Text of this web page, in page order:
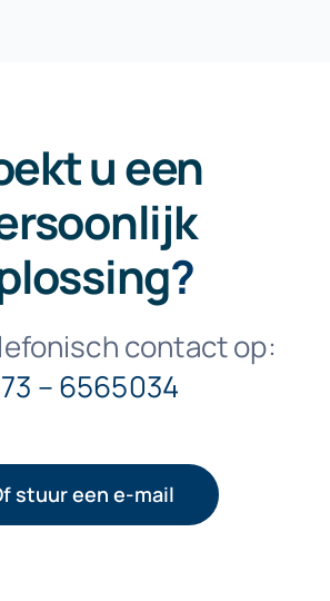
u een
?
contact op:
– 6565034
stuur een e-mail